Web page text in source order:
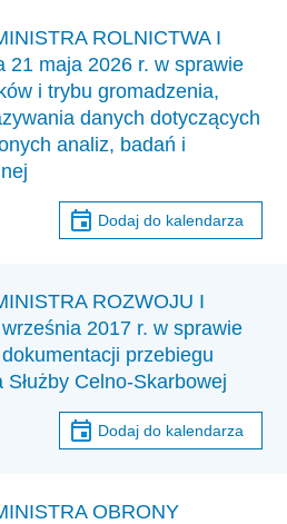
ROLNICTWA I
21 maja 2026 r. w sprawie
i trybu gromadzenia,
danych dotyczących
analiz, badań i
Dodaj do kalendarza
ROZWOJU I
2017 r. w sprawie
przebiegu
Służby Celno-Skarbowej
Dodaj do kalendarza
OBRONY